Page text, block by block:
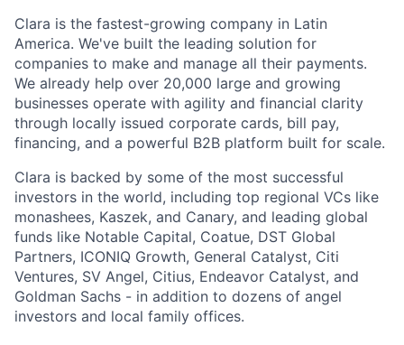
Clara is the fastest-growing company in Latin
America. We've built the leading solution for
companies to make and manage all their payments.
We already help over 20,000 large and growing
businesses operate with agility and financial clarity
through locally issued corporate cards, bill pay,
financing, and a powerful B2B platform built for scale.
Clara is backed by some of the most successful
investors in the world, including top regional VCs like
monashees, Kaszek, and Canary, and leading global
funds like Notable Capital, Coatue, DST Global
Partners, ICONIQ Growth, General Catalyst, Citi
Ventures, SV Angel, Citius, Endeavor Catalyst, and
Goldman Sachs - in addition to dozens of angel
investors and local family offices.